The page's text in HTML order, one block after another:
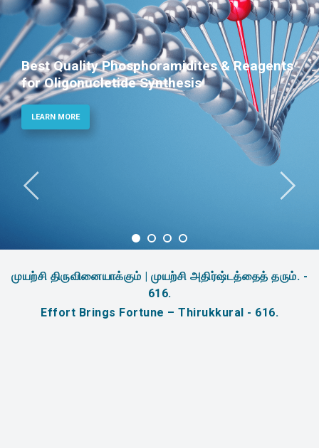
Best Quality Phosphoramidites & Reagents
for Oligonucletide Synthesis
LEARN MORE
முயற்சி திருவினையாக்கும் | முயற்சி அதிர்ஷ்டத்தைத் தரும். -
616.
Effort Brings Fortune – Thirukkural - 616.